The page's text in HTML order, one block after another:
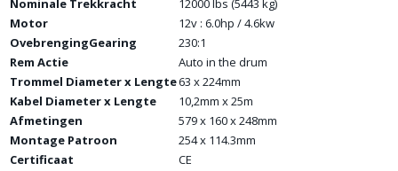
Nominale Trekkracht
12000 lbs (5443 kg)
Motor
12v : 6.0hp / 4.6kw
OvebrengingGearing
230:1
Rem Actie
Auto in the drum
Trommel Diameter x Lengte63 x 224mm
Kabel Diameter x Lengte
10,2mm x 25m
Afmetingen
579 x 160 x 248mm
Montage Patroon
254 x 114.3mm
Certificaat
CE